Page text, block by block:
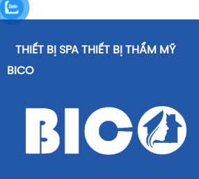
THIẾT BỊ SPA THIẾT BỊ THẨM MỸ
BICO